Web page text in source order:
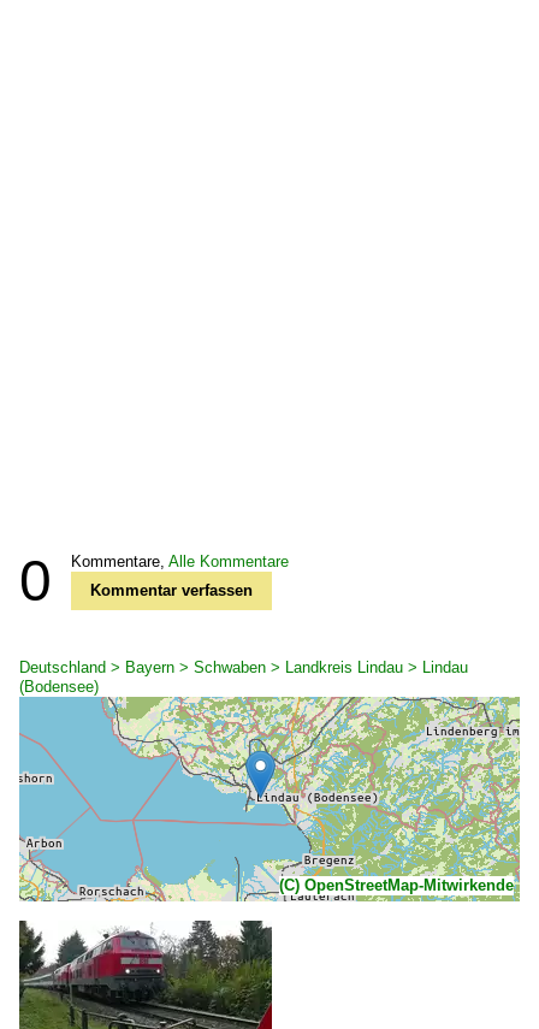
0 Kommentare, Alle Kommentare
Kommentar verfassen
Deutschland > Bayern > Schwaben > Landkreis Lindau > Lindau
(Bodensee)
(C) OpenStreetMap-Mitwirkende